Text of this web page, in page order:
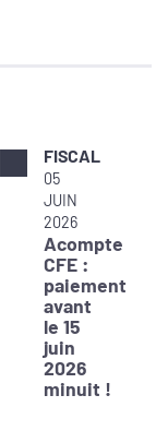
FISCAL
05
JUIN
2026
Acompte
CFE :
paiement
avant
le 15
juin
2026
minuit !